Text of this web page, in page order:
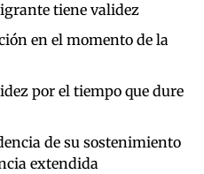
tiene validez
en el momento de la
por el tiempo que dure
de su sostenimiento
extendida